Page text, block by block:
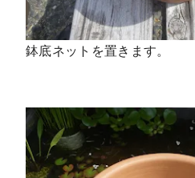
鉢底ネットを置きます。